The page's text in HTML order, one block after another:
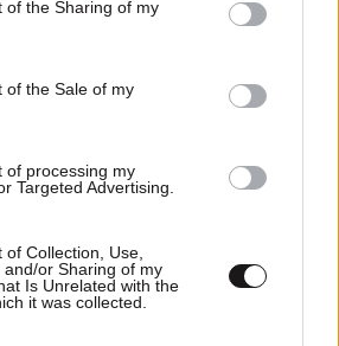
or usage behaviour. You may click to
to Google and its third-party tags to
specified purposes in below Google
of the Sharing of my
of the Sale of my
of processing my
Targeted Advertising.
Collection, Use,
and/or Sharing of my
Is Unrelated with the
it was collected.